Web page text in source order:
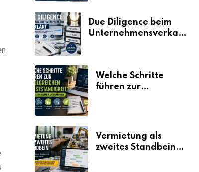
Due Diligence beim
Unternehmensverkauf
Welche Schritte
führen zur
Vermietung als
zweites Standbein: